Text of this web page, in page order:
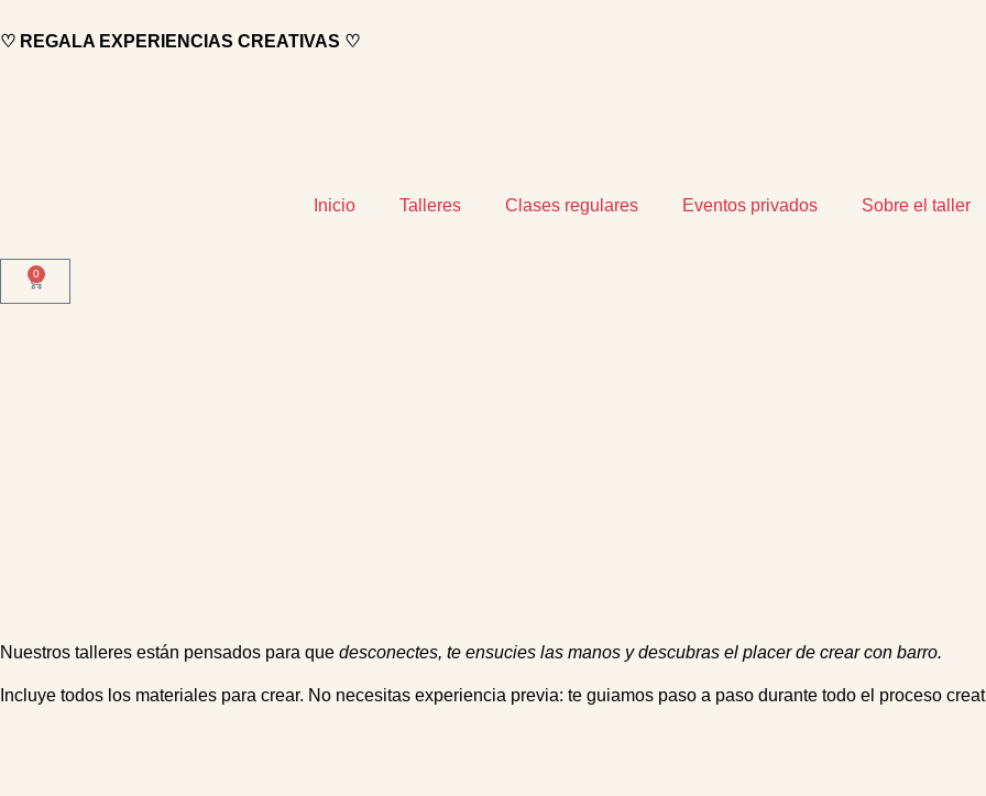
♡ REGALA EXPERIENCIAS CREATIVAS ♡
Inicio Talleres Clases regulares Eventos privados Sobre el taller
0
Nuestros talleres están pensados para que desconectes, te ensucies las manos y descubras el placer de crear con barro.
Incluye todos los materiales para crear. No necesitas experiencia previa: te guiamos paso a paso durante todo el proceso